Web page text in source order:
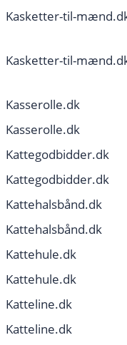
Kasketter-til-
Kasketter-til-
Kasserolle.dk
Kasserolle.dk
Kattegodbidder.dk
Kattegodbidder.dk
Kattehalsbånd.dk
Kattehalsbånd.dk
Kattehule.dk
Kattehule.dk
Katteline.dk
Katteline.dk